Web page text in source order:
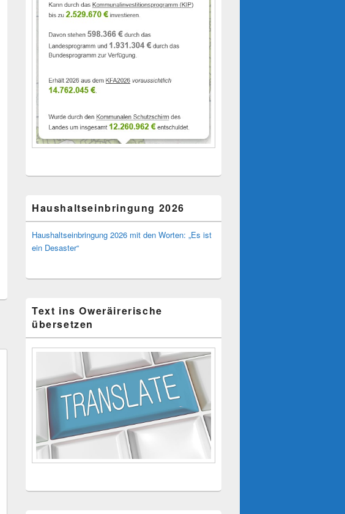
Haushaltseinbringung 2026
Haushaltseinbringung 2026 mit den Worten: „Es ist
ein Desaster“
Text ins Oweräirerische
übersetzen